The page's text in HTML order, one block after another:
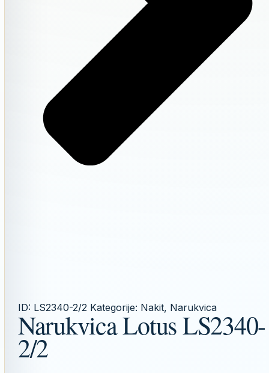
ID: LS2340-2/2 Kategorije: Nakit, Narukvica
Narukvica Lotus LS2340-
2/2